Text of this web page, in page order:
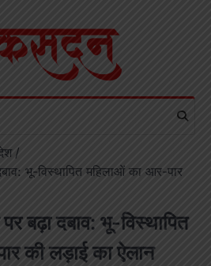
भू-विस्थापित महिलाओं का आर-पार
बढ़ा दबाव: भू-विस्थापित
की लड़ाई का ऐलान